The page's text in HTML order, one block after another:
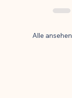
Alle ansehen